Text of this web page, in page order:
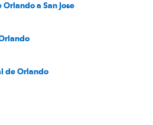
a San Jose
de Orlando